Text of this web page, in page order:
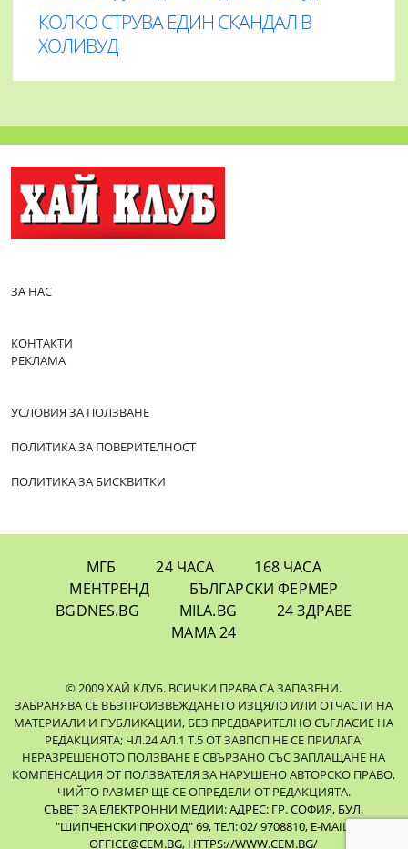
КОЛКО СТРУВА ЕДИН СКАНДАЛ В
ХОЛИВУД
ЗА НАС
КОНТАКТИ
РЕКЛАМА
УСЛОВИЯ ЗА ПОЛЗВАНЕ
ПОЛИТИКА ЗА ПОВЕРИТЕЛНОСТ
ПОЛИТИКА ЗА БИСКВИТКИ
МГБ 24 ЧАСА
168 ЧАСА
МЕНТРЕНД
БЪЛГАРСКИ ФЕРМЕР
BGDNES.BG
MILA.BG
24 ЗДРАВЕ
МАМА 24
© 2009 ХАЙ КЛУБ. ВСИЧКИ ПРАВА СА ЗАПАЗЕНИ.
ЗАБРАНЯВА СЕ ВЪЗПРОИЗВЕЖДАНЕТО ИЗЦЯЛО ИЛИ ОТЧАСТИ НА
МАТЕРИАЛИ И ПУБЛИКАЦИИ, БЕЗ ПРЕДВАРИТЕЛНО СЪГЛАСИЕ НА
РЕДАКЦИЯТА; ЧЛ.24 АЛ.1 Т.5 ОТ ЗАВПСП НЕ СЕ ПРИЛАГА;
НЕРАЗРЕШЕНОТО ПОЛЗВАНЕ Е СВЪРЗАНО СЪС ЗАПЛАЩАНЕ НА
КОМПЕНСАЦИЯ ОТ ПОЛЗВАТЕЛЯ ЗА НАРУШЕНО АВТОРСКО ПРАВО,
ЧИЙТО РАЗМЕР ЩЕ СЕ ОПРЕДЕЛИ ОТ РЕДАКЦИЯТА.
СЪВЕТ ЗА ЕЛЕКТРОННИ МЕДИИ: АДРЕС: ГР. СОФИЯ, БУЛ.
"ШИПЧЕНСКИ ПРОХОД" 69, ТЕЛ: 02/ 9708810, E-MAIL:
OFFICE@CEM.BG, HTTPS://WWW.CEM.BG/